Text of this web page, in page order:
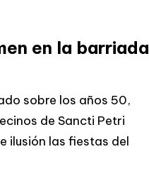
en la barriada
sobre los años 50,
de Sancti Petri
ilusión las fiestas del